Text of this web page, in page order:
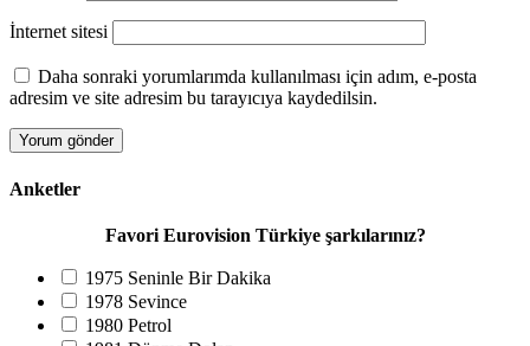
İnternet sitesi
Daha sonraki yorumlarımda kullanılması için adım, e-posta
adresim ve site adresim bu tarayıcıya kaydedilsin.
Anketler
Favori Eurovision Türkiye şarkılarınız?
1975 Seninle Bir Dakika
1978 Sevince
1980 Petrol